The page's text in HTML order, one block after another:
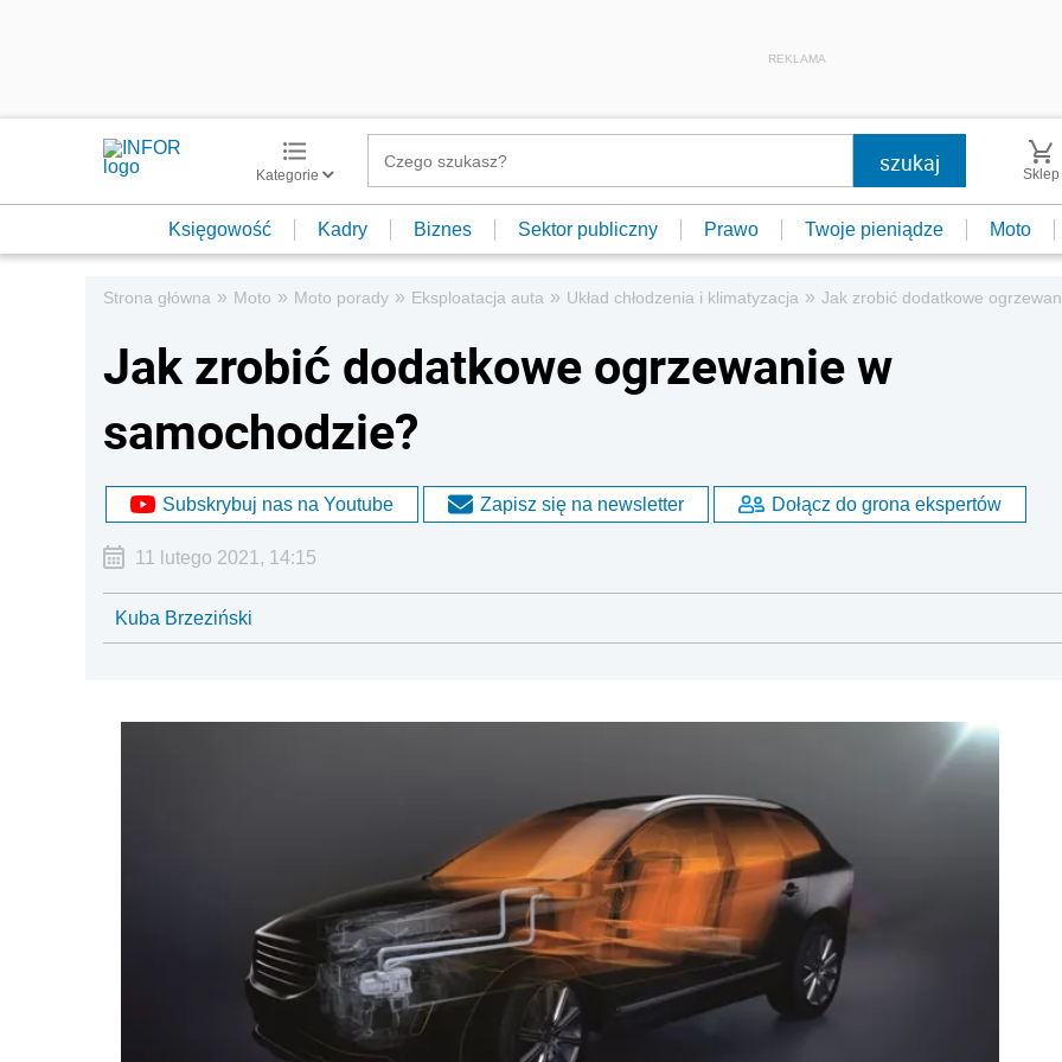
REKLAMA
Kategorie Sklep
Księgowość Kadry Biznes Sektor publiczny Prawo Twoje pieniądze Moto
Strona główna » Moto » Moto porady » Eksploatacja auta » Układ chłodzenia i klimatyzacja » Jak zrobić dodatkowe
Jak zrobić dodatkowe ogrzewanie w
samochodzie?
Subskrybuj nas na Youtube Zapisz się na newsletter Dołącz do grona ekspertów
11 lutego 2021, 14:15
Kuba Brzeziński